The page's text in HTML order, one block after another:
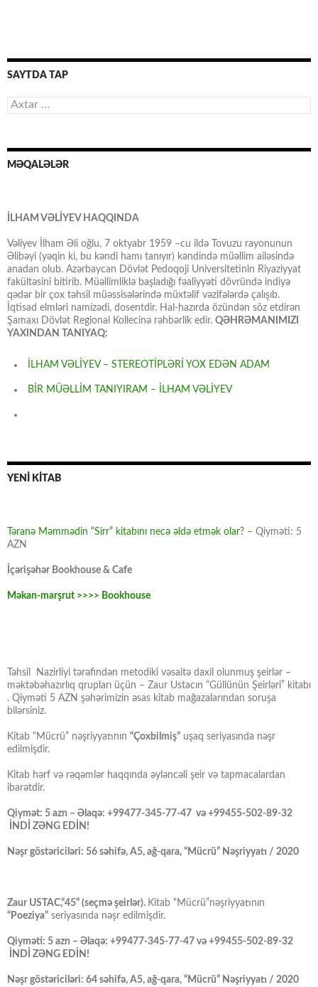
SAYTDA TAP
Axtarış:
MƏQALƏLƏR
İLHAM VƏLİYEV HAQQINDA
Vəliyev İlham Əli oğlu, 7 oktyabr 1959 –cu ildə Tovuzu rayonunun
Əlibəyi (yəqin ki, bu kəndi hamı tanıyır) kəndində müəllim ailəsində
anadan olub. Azərbaycan Dövlət Pedoqoji Universitetinin Riyaziyyat
fakültəsini bitirib. Müəllimliklə başladığı fəaliyyəti dövründə indiyə
qədər bir çox təhsil müəssisələrində müxtəlif vəzifələrdə çalışıb.
İqtisad elmləri namizədi, dosentdir. Hal-hazırda özündən söz etdirən
Şamaxı Dövlət Regional Kollecinə rəhbərlik edir. QƏHRƏMANIMIZI
YAXINDAN TANIYAQ:
İLHAM VƏLİYEV – STEREOTİPLƏRİ YOX EDƏN ADAM
BİR MÜƏLLİM TANIYIRAM – İLHAM VƏLİYEV
YENİ KİTAB
Təranə Məmmədin “Sirr” kitabını necə əldə etmək olar? – Qiyməti: 5
AZN
İçərişəhər Bookhouse & Cafe
Məkan-marşrut >>>> Bookhouse
Təhsil Nazirliyi tərəfindən metodiki vəsaitə daxil olunmuş şeirlər –
məktəbəhazırlıq qrupları üçün – Zaur Ustacın “Güllünün Şeirləri” kitabı
. Qiyməti 5 AZN şəhərimizin əsas kitab mağazalarından soruşa
bilərsiniz.
Kitab “Mücrü” nəşriyyatının “Çoxbilmiş” uşaq seriyasında nəşr
edilmişdir.
Kitab hərf və rəqəmlər haqqında əyləncəli şeir və tapmacalardan
ibarətdir.
Qiymət: 5 azn – Əlaqə: +99477-345-77-47 və +99455-502-89-32
İNDİ ZƏNG EDİN!
Nəşr göstəriciləri: 56 səhifə, A5, ağ-qara, “Mücrü” Nəşriyyatı / 2020
Zaur USTAC,“45” (seçmə şeirlər). Kitab “Mücrü”nəşriyyatının
“Poeziya” seriyasında nəşr edilmişdir.
Qiyməti: 5 azn – Əlaqə: +99477-345-77-47 və +99455-502-89-32
İNDİ ZƏNG EDİN!
Nəşr göstəriciləri: 64 səhifə, A5, ağ-qara, “Mücrü” Nəşriyyatı / 2020